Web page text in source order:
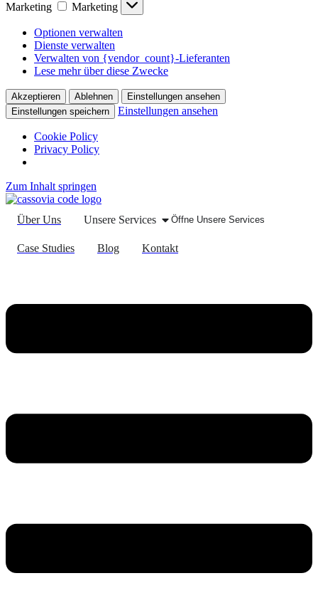
Marketing
Marketing
Optionen verwalten
Dienste verwalten
Verwalten von {vendor_count}-Lieferanten
Lese mehr über diese Zwecke
Akzeptieren Ablehnen
Einstellungen ansehen
Einstellungen speichern
Einstellungen ansehen
Cookie Policy
Privacy Policy
Zum Inhalt springen
Über Uns Unsere Services Öffne Unsere Services
Case Studies Blog Kontakt